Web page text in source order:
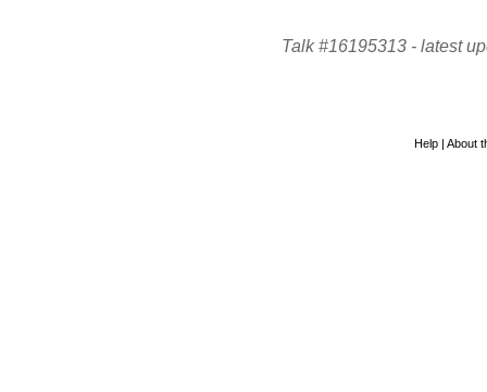
Talk #16195313 - latest
Help | About